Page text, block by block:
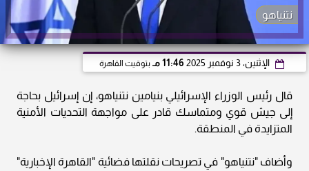
نتنياهو
الإثنين، 3 نوفمبر 2025 11:46 مـ بتوقيت القاهرة
قال رئيس الوزراء الإسرائيلي بنيامين نتنياهو، إن إسرائيل بحاجة
إلى جيش قوي ومتماسك قادر على مواجهة التحديات الأمنية
المتزايدة في المنطقة.
وأضاف "نتنياهو" في تصريحات نقلتها فضائية "القاهرة الإخبارية"